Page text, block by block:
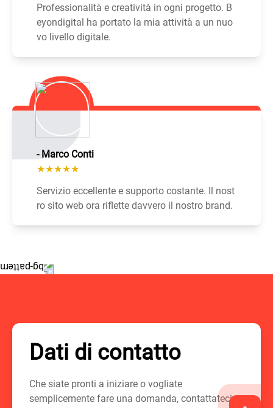
Professionalità e creatività in ogni progetto. B
eyondigital ha portato la mia attività a un nuo
vo livello digitale.
- Marco Conti
★★★★★
Servizio eccellente e supporto costante. Il nost
ro sito web ora riflette davvero il nostro brand.
Dati di contatto
Che siate pronti a iniziare o vogliate
semplicemente fare una domanda, contattateci.